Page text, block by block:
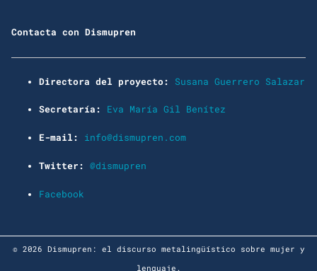
Contacta con Dismupren
Directora del proyecto: Susana Guerrero Salazar
Secretaría: Eva María Gil Benítez
E-mail: info@dismupren.com
Twitter: @dismupren
Facebook
© 2026 Dismupren: el discurso metalingüístico sobre mujer y
lenguaje.